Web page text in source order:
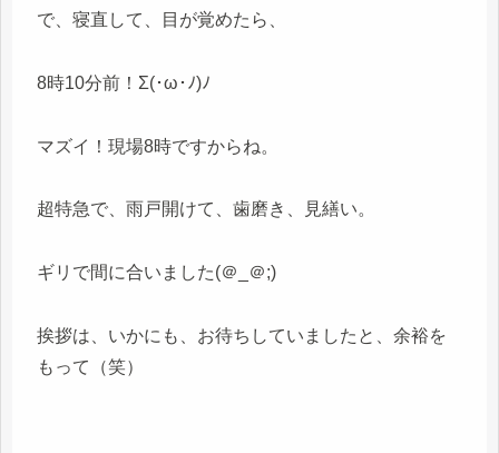
で、寝直して、目が覚めたら、
8時10分前！Σ(･ω･ﾉ)ﾉ
マズイ！現場8時ですからね。
超特急で、雨戸開けて、歯磨き、見繕い。
ギリで間に合いました(＠_＠;)
挨拶は、いかにも、お待ちしていましたと、余裕を
もって（笑）